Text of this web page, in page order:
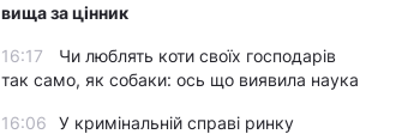
вища за цінник
16:17
Чи люблять коти своїх господарів
так само, як собаки: ось що виявила наука
16:06
У кримінальній справі ринку